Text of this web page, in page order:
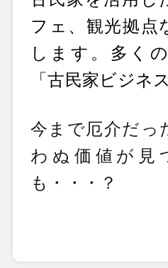
フェ、観光拠点
します。多く
「古民家ビジネ
今まで厄介だっ
わぬ価値が見
も・・・？